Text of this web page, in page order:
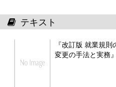
テキスト
『改訂版 就業規
変更の手法と実務